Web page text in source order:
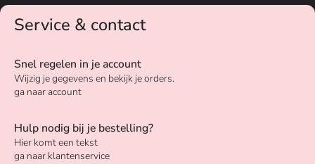
Service & contact
Snel regelen in je account
Wijzig je gegevens en bekijk je orders.
ga naar account
Hulp nodig bij je bestelling?
Hier komt een tekst
ga naar klantenservice